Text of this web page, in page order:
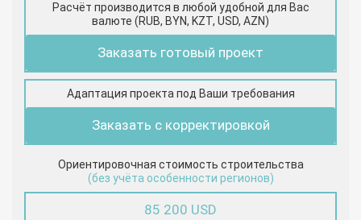
Расчёт производится в любой удобной для Вас
валюте (RUB, BYN, KZT, USD, AZN)
Заказать готовый проект
Адаптация проекта под Ваши требования
Заказать с корректировкой
Ориентировочная стоимость строительства
(без учёта особенности регионов)
85 200 USD